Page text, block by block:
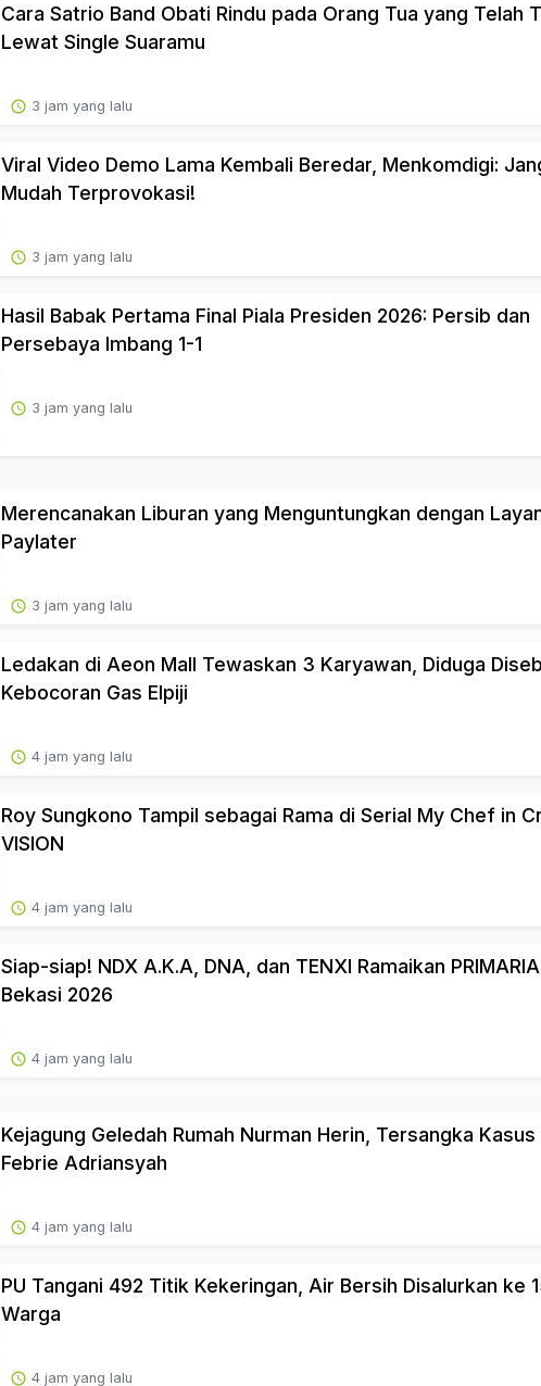
Cara Satrio Band Obati Rindu pada Orang Tua yang Telah
Lewat Single Suaramu
3 jam yang lalu
Viral Video Demo Lama Kembali Beredar, Menkomdigi:
Mudah Terprovokasi!
3 jam yang lalu
Hasil Babak Pertama Final Piala Presiden 2026: Persib dan
Persebaya Imbang 1-1
3 jam yang lalu
Merencanakan Liburan yang Menguntungkan dengan
Paylater
3 jam yang lalu
Ledakan di Aeon Mall Tewaskan 3 Karyawan, Diduga
Kebocoran Gas Elpiji
4 jam yang lalu
Roy Sungkono Tampil sebagai Rama di Serial My Chef in
VISION
4 jam yang lalu
Siap-siap! NDX A.K.A, DNA, dan TENXI Ramaikan
Bekasi 2026
4 jam yang lalu
Kejagung Geledah Rumah Nurman Herin, Tersangka Kasus
Febrie Adriansyah
4 jam yang lalu
PU Tangani 492 Titik Kekeringan, Air Bersih Disalurkan ke
Warga
4 jam yang lalu